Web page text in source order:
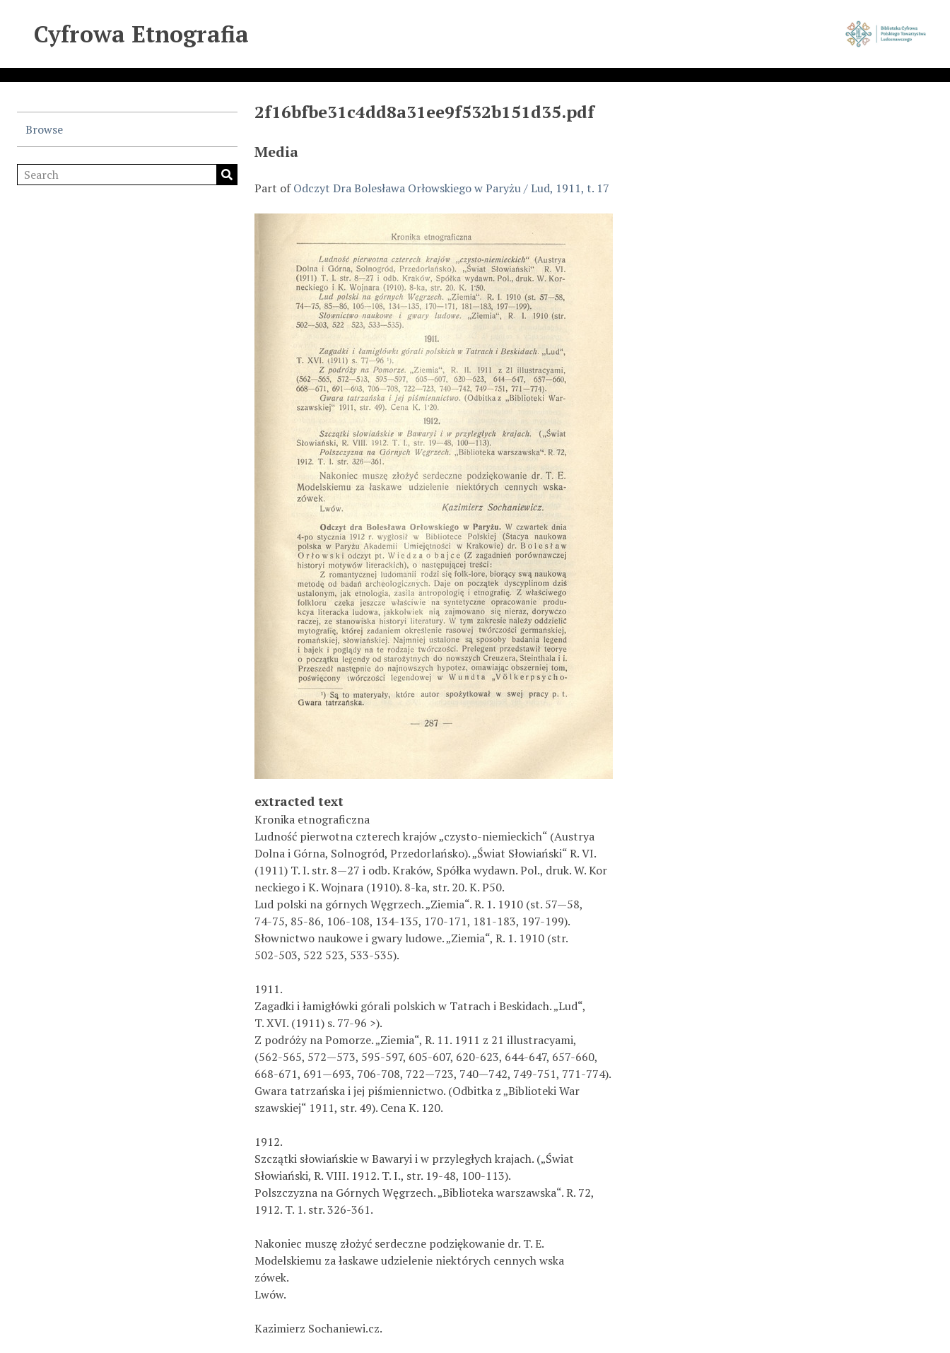
Cyfrowa Etnografia
Browse
2f16bfbe31c4dd8a31ee9f532b151d35.pdf
Media
Part ofOdczyt Dra Bolesława Orłowskiego w Paryżu / Lud, 1911, t. 17
extracted text
Kronika etnograficzna
Ludność pierwotna czterech krajów „czysto-niemieckich“ (Austrya
Dolna i Górna, Solnogród, Przedorlańsko). „Świat Słowiański“ R. VI.
(1911) T. I. str. 8—27 i odb. Kraków, Spółka wydawn. Pol., druk. W. Kor­
neckiego i K. Wojnara (1910). 8-ka, str. 20. K. P50.
Lud polski na górnych Węgrzech. „Ziemia“. R. 1. 1910 (st. 57—58,
74-75, 85-86, 106-108, 134-135, 170-171, 181-183, 197-199).
Słownictwo naukowe i gwary ludowe. „Ziemia“, R. 1. 1910 (str.
502-503, 522 523, 533-535).
1911.
Zagadki i łamigłówki górali polskich w Tatrach i Beskidach. „Lud“,
T. XVI. (1911) s. 77-96 >).
Z podróży na Pomorze. „Ziemia“, R. 11. 1911 z 21 illustracyami,
(562-565, 572—573, 595-597, 605-607, 620-623, 644-647, 657-660,
668-671, 691—693, 706-708, 722—723, 740—742, 749-751, 771-774).
Gwara tatrzańska i jej piśmiennictwo. (Odbitka z „Biblioteki War­
szawskiej“ 1911, str. 49). Cena K. 120.
1912.
Szczątki słowiańskie w Bawaryi i w przyległych krajach. („Świat
Słowiański, R. VIII. 1912. T. I., str. 19-48, 100-113).
Polszczyzna na Górnych Węgrzech. „Biblioteka warszawska“. R. 72,
1912. T. 1. str. 326-361.
Nakoniec muszę złożyć serdeczne podziękowanie dr. T. E.
Modelskiemu za łaskawe udzielenie niektórych cennych wska­
zówek.
Lwów.
Kazimierz Sochaniewi.cz.